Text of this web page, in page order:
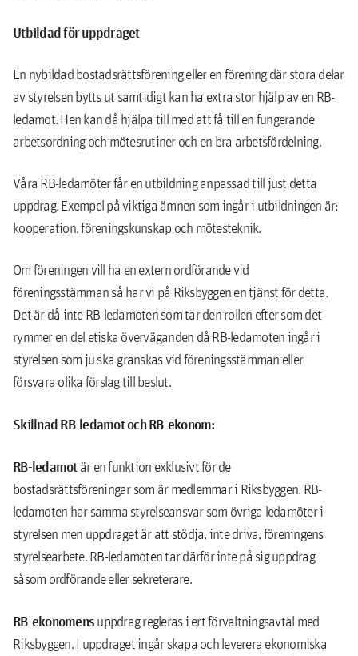
Utbildad för uppdraget
En nybildad bostadsrättsförening eller en förening där stora delar
av styrelsen bytts ut samtidigt kan ha extra stor hjälp av en RB-
ledamot. Hen kan då hjälpa till med att få till en fungerande
arbetsordning och mötesrutiner och en bra arbetsfördelning.
Våra RB-ledamöter får en utbildning anpassad till just detta
uppdrag. Exempel på viktiga ämnen som ingår i utbildningen är;
kooperation, föreningskunskap och mötesteknik.
Om föreningen vill ha en extern ordförande vid
föreningsstämman så har vi på Riksbyggen en tjänst för detta.
Det är då inte RB-ledamoten som tar den rollen efter som det
rymmer en del etiska överväganden då RB-ledamoten ingår i
styrelsen som ju ska granskas vid föreningsstämman eller
försvara olika förslag till beslut.
Skillnad RB-ledamot och RB-ekonom:
RB-ledamotär en funktion exklusivt för de
bostadsrättsföreningar som är medlemmar i Riksbyggen. RB-
ledamoten har samma styrelseansvar som övriga ledamöter i
styrelsen men uppdraget är att stödja, inte driva, föreningens
styrelsearbete. RB-ledamoten tar därför inte på sig uppdrag
såsom ordförande eller sekreterare.
RB-ekonomensuppdrag regleras i ert förvaltningsavtal med
Riksbyggen. I uppdraget ingår skapa och leverera ekonomiska